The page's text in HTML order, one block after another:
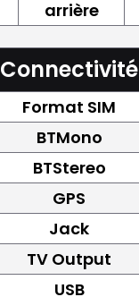
arrière
Connectivité
Format SIM
BTMono
BTStereo
GPS
Jack
TV Output
USB